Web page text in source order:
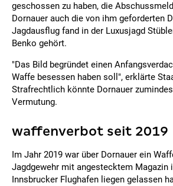
geschossen zu haben, die
Dornauer auch die von ihm geforderten
Jagdausflug fand in der Luxusjagd
Benko gehört.
"Das Bild begründet einen
Waffe besessen haben soll", erklärte
Strafrechtlich könnte Dornauer
Vermutung.
waffenverbot seit 2019
Im Jahr 2019 war über Dornauer ein
Jagdgewehr mit angestecktem
Innsbrucker Flughafen liegen gelassen